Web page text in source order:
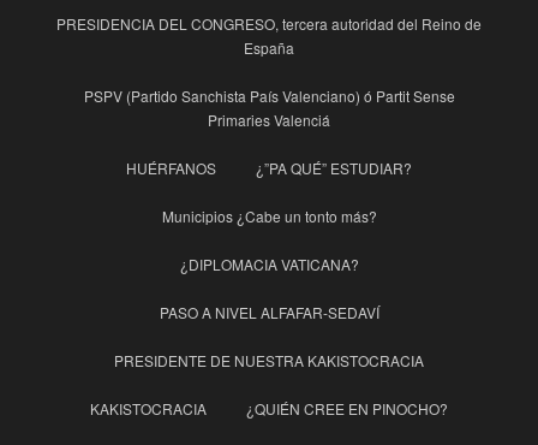
PRESIDENCIA DEL CONGRESO, tercera autoridad del Reino de
España
PSPV (Partido Sanchista País Valenciano) ó Partit Sense
Primaries Valenciá
HUÉRFANOS ¿”PA QUÉ” ESTUDIAR?
Municipios ¿Cabe un tonto más?
¿DIPLOMACIA VATICANA?
PASO A NIVEL ALFAFAR-SEDAVÍ
PRESIDENTE DE NUESTRA KAKISTOCRACIA
KAKISTOCRACIA ¿QUIÉN CREE EN PINOCHO?